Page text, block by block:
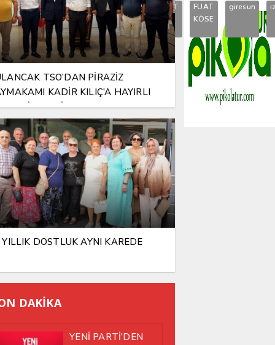
EKREM
İMAMOĞLU
elvan
ışık
gezmiş
EMNİYET
FUAT
KÖSE
giresun
TSO’DAN PİRAZİZ
KADİR KILIÇ’A HAYIRLI
ZİYARETİ
DOSTLUK AYNI KAREDE
DAKİKA
YENİ PARTİ’DEN